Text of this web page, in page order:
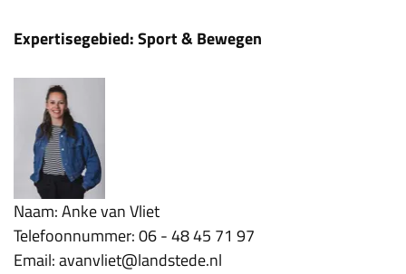
Expertisegebied: Sport & Bewegen
Naam: Anke van Vliet
Telefoonnummer: 06 - 48 45 71 97
Email: avanvliet@landstede.nl